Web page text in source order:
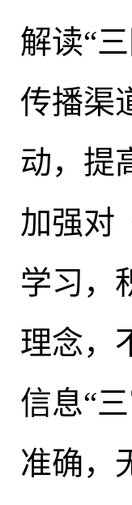
解读“
传播渠
动，提
加强对
学习 ，
理念，
信息“
准确，